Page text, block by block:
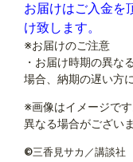
お届けはご入金を
け致します。
※お届けのご注意
・お届け時期の異な
場合、納期の遅い方
※画像はイメージで
異なる場合がございま
©三香見サカ／講談社